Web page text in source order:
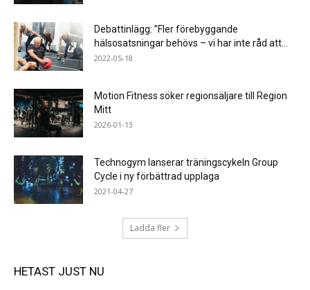
Debattinlägg: ”Fler förebyggande
hälsosatsningar behövs – vi har inte råd att...
2022-05-18
Motion Fitness söker regionsäljare till Region
Mitt
2026-01-13
Technogym lanserar träningscykeln Group
Cycle i ny förbättrad upplaga
2021-04-27
Ladda fler
HETAST JUST NU